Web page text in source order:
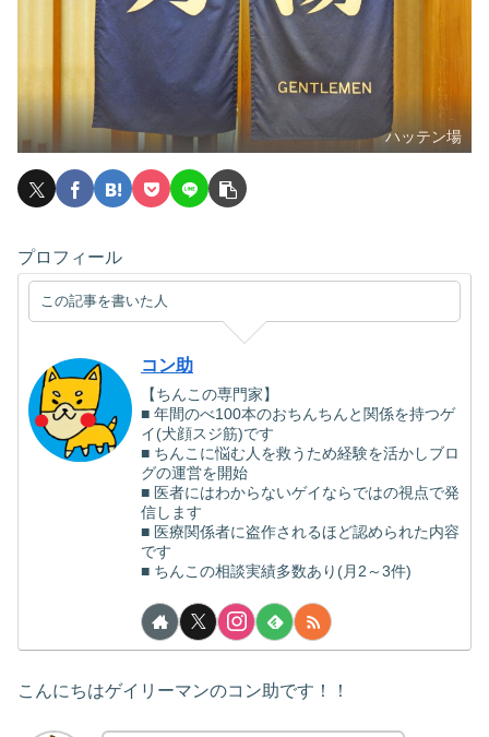
ハッテン場
プロフィール
この記事を書いた人
コン助
【ちんこの専門家】
■ 年間のべ100本のおちんちんと関係を持つゲ
イ(犬顔スジ筋)です
■ ちんこに悩む人を救うため経験を活かしブロ
グの運営を開始
■ 医者にはわからないゲイならではの視点で発
信します
■ 医療関係者に盗作されるほど認められた内容
です
■ ちんこの相談実績多数あり(月2～3件)
こんにちはゲイリーマンのコン助です！！